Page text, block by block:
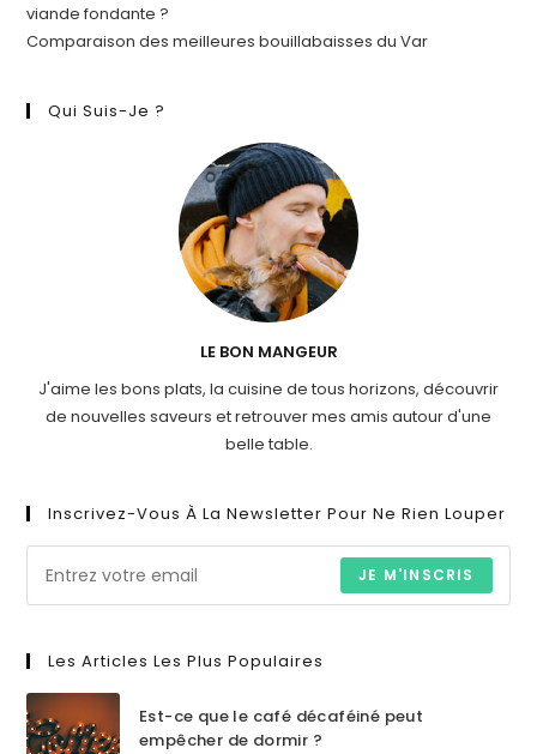
viande fondante ?
Comparaison des meilleures bouillabaisses du Var
Qui Suis-Je ?
LE BON MANGEUR
J'aime les bons plats, la cuisine de tous horizons, découvrir
de nouvelles saveurs et retrouver mes amis autour d'une
belle table.
Inscrivez-Vous À La Newsletter Pour Ne Rien Louper
JE M'INSCRIS
Les Articles Les Plus Populaires
Est-ce que le café décaféiné peut
empêcher de dormir ?